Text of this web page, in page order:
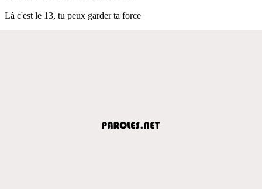
Là c'est le 13, tu peux garder ta force